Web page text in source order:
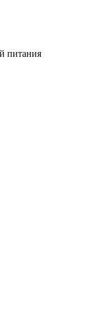
питания